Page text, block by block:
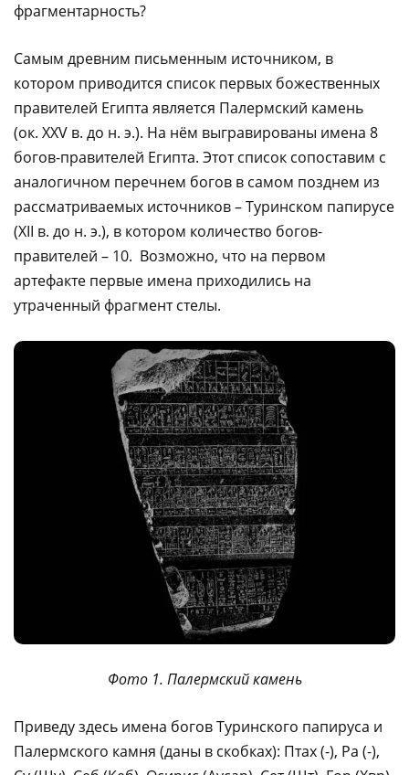
фрагментарность?
Самым древним письменным источником, в
котором приводится список первых божественных
правителей Египта является Палермский камень
(ок. XXV в. до н. э.). На нём выгравированы имена 8
богов-правителей Египта. Этот список сопоставим с
аналогичном перечнем богов в самом позднем из
рассматриваемых источников – Туринском папирусе
(XII в. до н. э.), в котором количество богов-
правителей – 10. Возможно, что на первом
артефакте первые имена приходились на
утраченный фрагмент стелы.
Фото 1. Палермский камень
Приведу здесь имена богов Туринского папируса и
Палермского камня (даны в скобках): Птах (-), Ра (-),